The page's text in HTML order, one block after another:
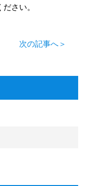
さい。
次の記事へ＞